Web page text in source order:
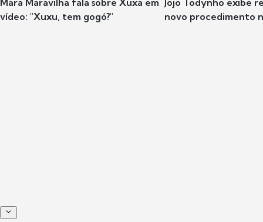
Mara Maravilha fala sobre Xuxa em
vídeo: "Xuxu, tem gogó?"
Jojo Todynho exibe
novo procedimento